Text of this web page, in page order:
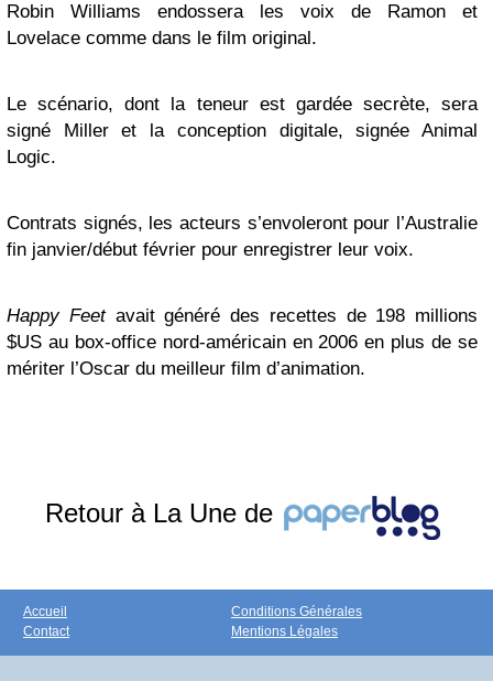
Robin Williams endossera les voix de Ramon et
Lovelace comme dans le film original.
Le scénario, dont la teneur est gardée secrète, sera
signé Miller et la conception digitale, signée Animal
Logic.
Contrats signés, les acteurs s’envoleront pour l’Australie
fin janvier/début février pour enregistrer leur voix.
Happy Feetavait généré des recettes de 198 millions
$US au box-office nord-américain en 2006 en plus de se
mériter l’Oscar du meilleur film d’animation.
Retour à La Une de
Accueil
Contact
Conditions Générales
Mentions Légales